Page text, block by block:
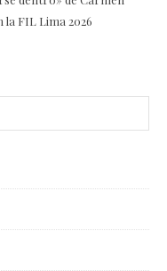
la FIL Lima 2026